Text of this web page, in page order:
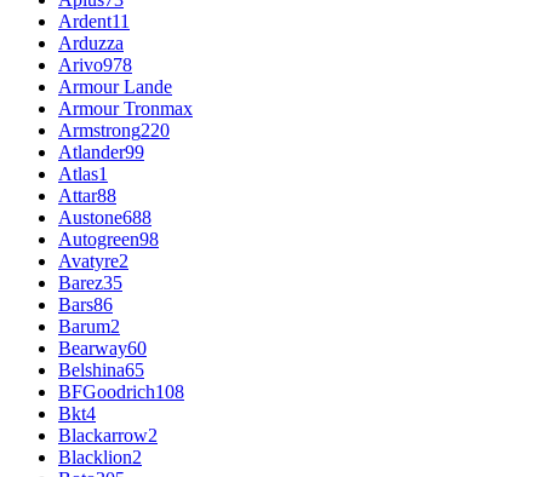
Ardent11
Arduzza
Arivo978
Armour Lande
Armour Tronmax
Armstrong220
Atlander99
Atlas1
Attar88
Austone688
Autogreen98
Avatyre2
Barez35
Bars86
Barum2
Bearway60
Belshina65
BFGoodrich108
Bkt4
Blackarrow2
Blacklion2